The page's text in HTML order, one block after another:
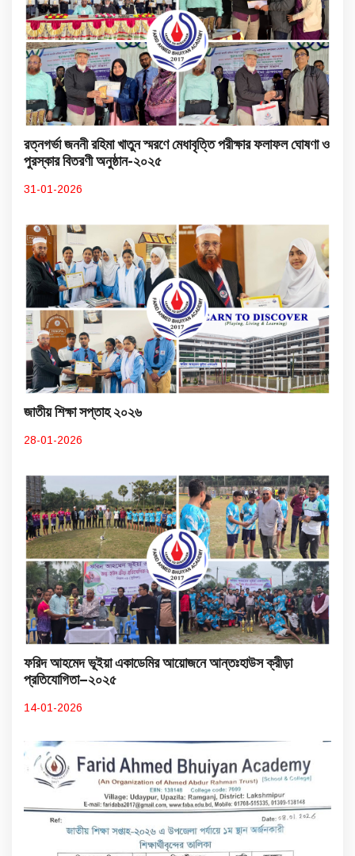
রত্নগর্ভা জননী রহিমা খাতুন স্মরণে মেধাবৃত্তি পরীক্ষার ফলাফল ঘোষণা ও
পুরস্কার বিতরণী অনুষ্ঠান-২০২৫
31-01-2026
জাতীয় শিক্ষা সপ্তাহ ২০২৬
28-01-2026
ফরিদ আহমেদ ভূইয়া একাডেমির আয়োজনে আন্তঃহাউস ক্রীড়া
প্রতিযোগিতা–২০২৫
14-01-2026